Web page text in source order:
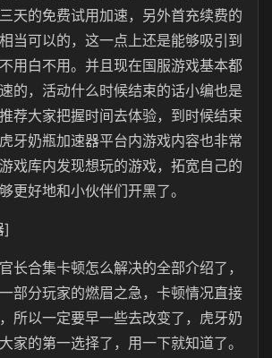
天的免费试用加速，另外首充续费的
当可以的，这一点上还是能够吸引到
用白不用。并且现在国服游戏基本都
的，活动什么时候结束的话小编也是
荐大家把握时间去体验，到时候结束
牙奶瓶加速器平台内游戏内容也非常
戏库内发现想玩的游戏，拓宽自己的
更好地和小伙伴们开黑了。
]
长合集卡顿怎么解决的全部介绍了，
部分玩家的燃眉之急，卡顿情况直接
所以一定要早一些去改变了，虎牙奶
家的第一选择了，用一下就知道了。